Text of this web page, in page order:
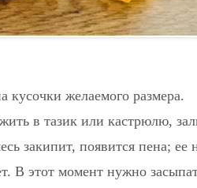
кусочки желаемого размера.
в тазик или кастрюлю,
закипит, появится пена; ее
В этот момент нужно